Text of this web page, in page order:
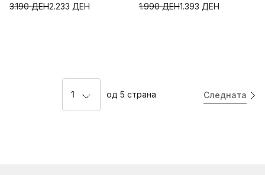
2.233 ДЕН
3.190ДЕН 1.393 ДЕН
1.990ДЕН
1 од 5 страна Следната